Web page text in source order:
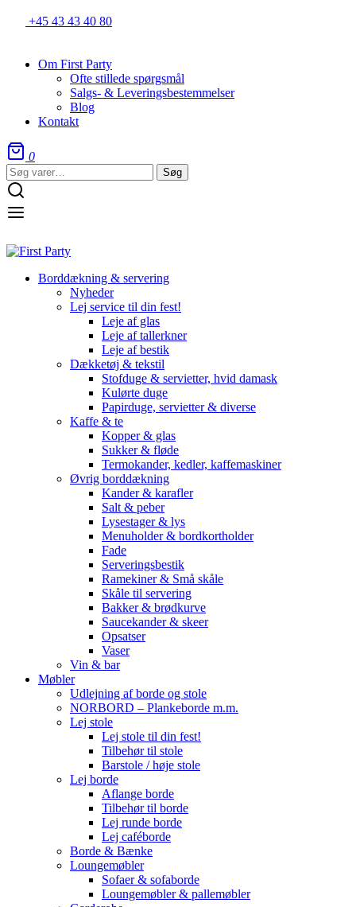
+45 43 43 40 80
Om First Party
Ofte stillede spørgsmål
Salgs- & Leveringsbestemmelser
Blog
Kontakt
0
Søg
efter:
Søg
Borddækning & servering
Nyheder
Lej service til din fest!
Leje af glas
Leje af tallerkner
Leje af bestik
Dækketøj & tekstil
Stofduge & servietter, hvid damask
Kulørte duge
Papirduge, servietter & diverse
Kaffe & te
Kopper & glas
Sukker & fløde
Termokander, kedler, kaffemaskiner
Øvrig borddækning
Kander & karafler
Salt & peber
Lysestager & lys
Menuholder & bordkortholder
Fade
Serveringsbestik
Ramekiner & Små skåle
Skåle til servering
Bakker & brødkurve
Saucekander & skeer
Opsatser
Vaser
Vin & bar
Møbler
Udlejning af borde og stole
NORBORD – Plankeborde m.m.
Lej stole
Lej stole til din fest!
Tilbehør til stole
Barstole / høje stole
Lej borde
Aflange borde
Tilbehør til borde
Lej runde borde
Lej caféborde
Borde & Bænke
Loungemøbler
Sofaer & sofaborde
Loungemøbler & pallemøbler